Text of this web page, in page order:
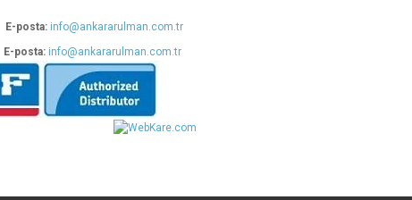
E-posta: info@ankararulman.com.tr
E-posta: info@ankararulman.com.tr